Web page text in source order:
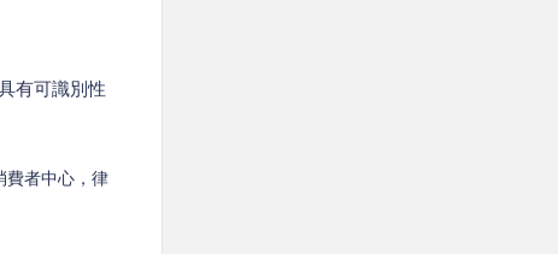
有可識別性
費者中心，律